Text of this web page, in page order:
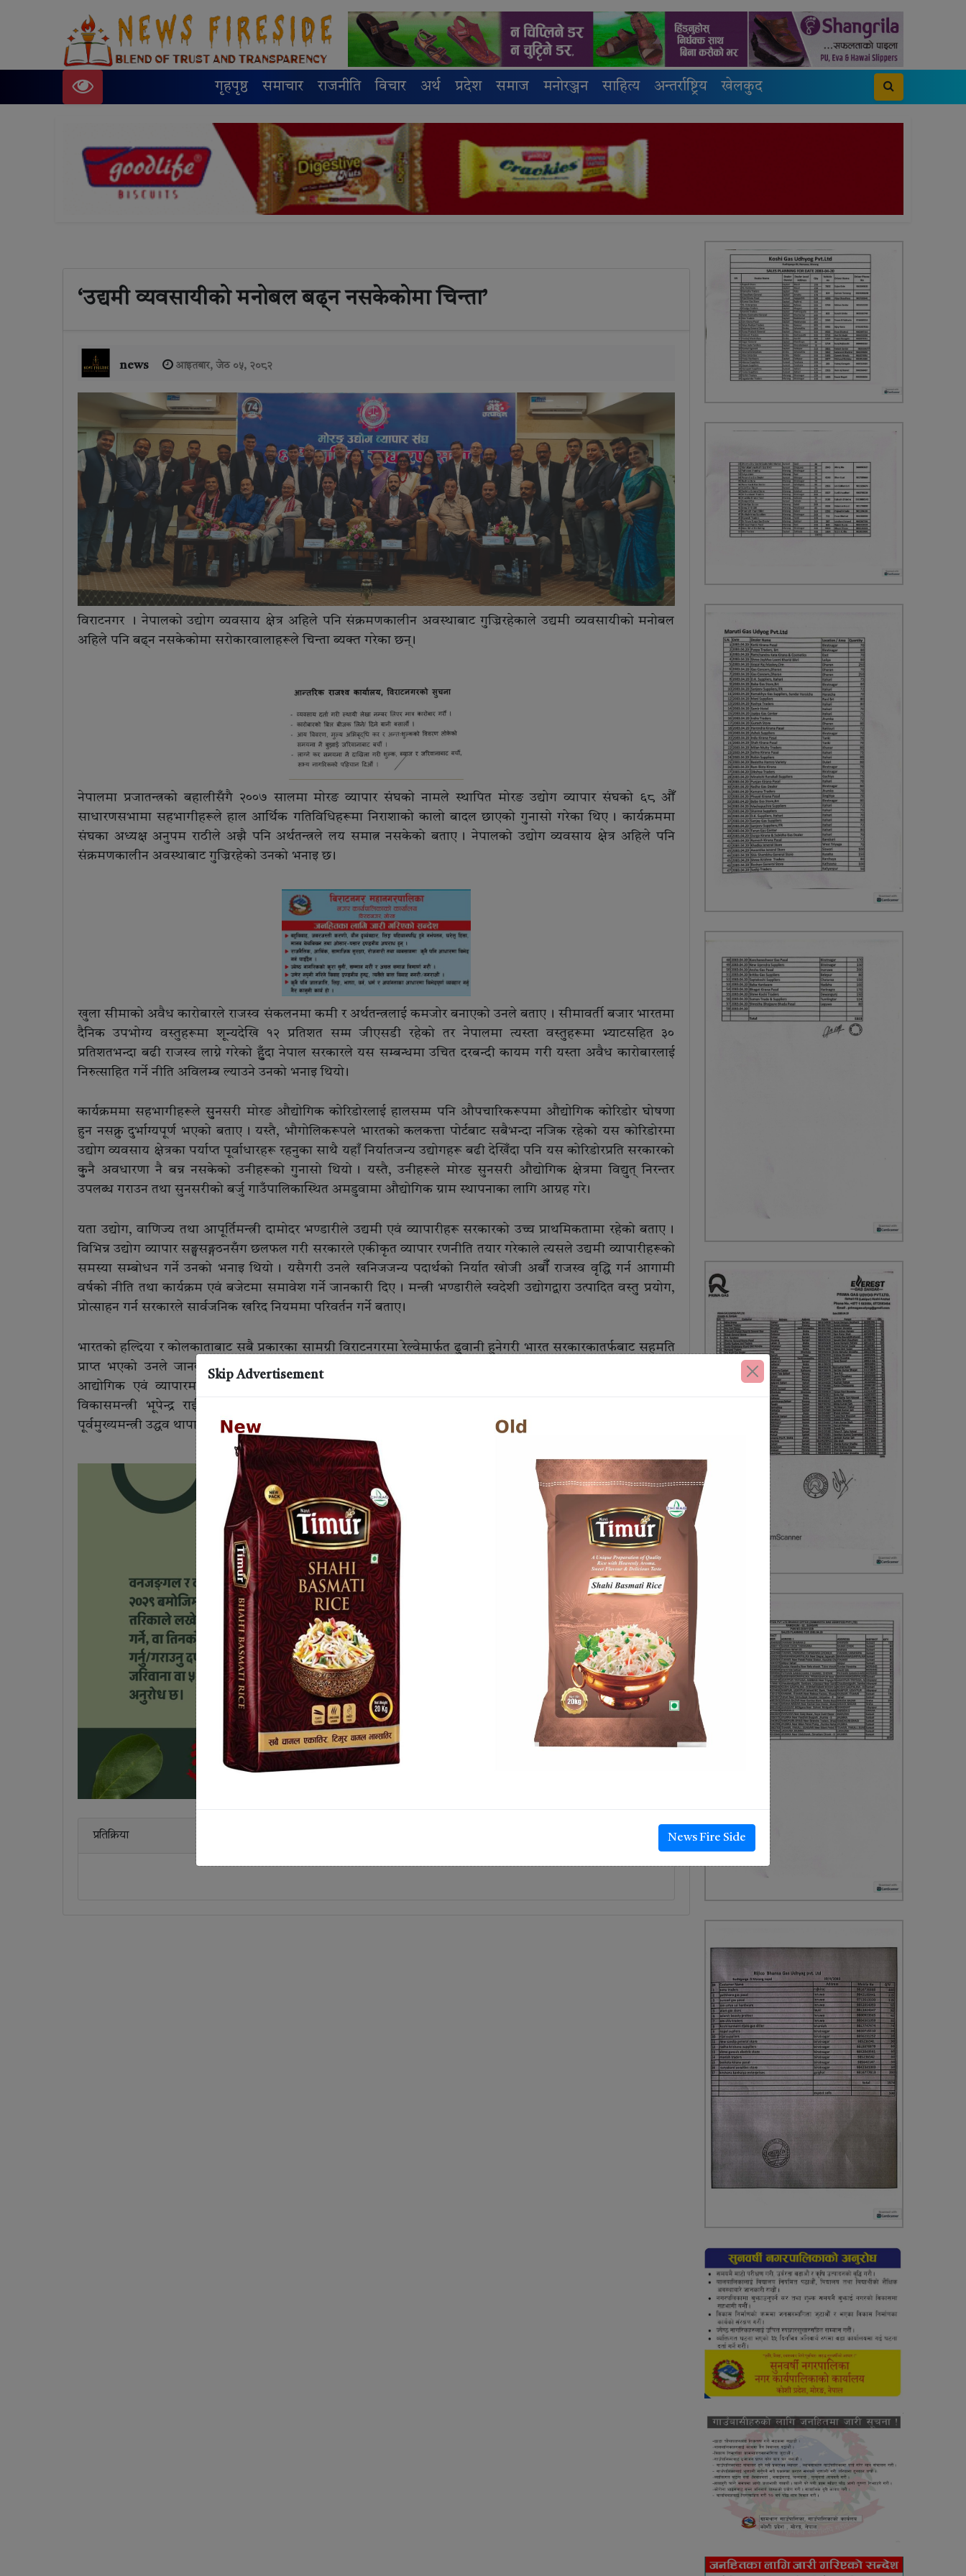
गृहपृष्ठ समाचार राजनीति विचार अर्थ प्रदेश समाज मनोरञ्जन साहित्य अन्तर्राष्ट्रिय खेलकुद
‘उद्यमी व्यवसायीको मनोबल बढ्न नसकेकोमा चिन्ता’
news आइतबार, जेठ ०५, २०८२
विराटनगर । नेपालको उद्योग व्यवसाय क्षेत्र अहिले पनि संक्रमणकालीन अवस्थाबाट गुज्रिरहेकाले उद्यमी व्यवसायीको मनोबल
अहिले पनि बढ्न नसकेकोमा सरोकारवालाहरूले चिन्ता ब्यक्त गरेका छन् ।
नेपालमा प्रजातन्त्रको बहालीसँगै २००७ सालमा मोरङ व्यापार संघको नामले स्थापित मोरङ उद्योग व्यापार संघको ६८ औँ
साधारणसभामा सहभागीहरूले हाल आर्थिक गतिविधिहरूमा निराशाको कालो बादल छाएको गुनासो गरेका थिए । कार्यक्रममा
संघका अध्यक्ष अनुपम राठीले अझै पनि अर्थतन्त्रले लय समात्न नसकेको बताए । नेपालको उद्योग व्यवसाय क्षेत्र अहिले पनि
संक्रमणकालीन अवस्थाबाट गुज्रिरहेको उनको भनाइ छ ।
खुला सीमाको अवैध कारोबारले राजस्व संकलनमा कमी र अर्थतन्त्रलाई कमजोर बनाएको उनले बताए । सीमावर्ती बजार भारतमा
दैनिक उपभोग्य वस्तुहरूमा शून्यदेखि १२ प्रतिशत सम्म जीएसडी रहेको तर नेपालमा त्यस्ता वस्तुहरूमा भ्याटसहित ३०
प्रतिशतभन्दा बढी राजस्व लाग्ने गरेको हुुँदा नेपाल सरकारले यस सम्बन्धमा उचित दरबन्दी कायम गरी यस्ता अवैध कारोबारलाई
निरुत्साहित गर्ने नीति अविलम्ब ल्याउने उनको भनाइ थियो ।
कार्यक्रममा सहभागीहरूले सुुनसरी मोरङ औद्योगिक कोरिडोरलाई हालसम्म पनि औपचारिकरूपमा औद्योगिक कोरिडोर घोषणा
हुन नसक्नु दुर्भाग्यपूर्ण भएको बताए । यस्तै, भौगोलिकरूपले भारतको कलकत्ता पोर्टबाट सबैभन्दा नजिक रहेको यस कोरिडोरमा
उद्योग व्यवसाय क्षेत्रका पर्याप्त पूर्वाधारहरू रहनुका साथै यहाँ निर्यातजन्य उद्योगहरू बढी देखिँदा पनि यस कोरिडोरप्रति सरकारको
कुुनै अवधारणा नै बन्न नसकेको उनीहरूको गुनासो थियो । यस्तै, उनीहरूले मोरङ सुनसरी औद्योगिक क्षेत्रमा विद्युत् निरन्तर
उपलब्ध गराउन तथा सुनसरीको बर्जु गाउँपालिकास्थित अमडुवामा औद्योगिक ग्राम स्थापनाका लागि आग्रह गरे ।
यता उद्योग, वाणिज्य तथा आपूर्तिमन्त्री दामोदर भण्डारीले उद्यमी एवं व्यापारीहरू सरकारको उच्च प्राथमिकतामा रहेको बताए ।
विभिन्न उद्योग व्यापार सङ्घसङ्गठनसँग छलफल गरी सरकारले एकीकृत व्यापार रणनीति तयार गरेकाले त्यसले उद्यमी व्यापारीहरूको
समस्या सम्बोधन गर्ने उनको भनाइ थियो । यसैगरी उनले खनिजजन्य पदार्थको निर्यात खोजी अर्बाैँ राजस्व वृद्धि गर्न आगामी
वर्षको नीति तथा कार्यक्रम एवं बजेटमा समावेश गर्ने जानकारी दिए । मन्त्री भण्डारीले स्वदेशी उद्योगद्वारा उत्पादित वस्तु प्रयोग,
प्रोत्साहन गर्न सरकारले सार्वजनिक खरिद नियममा परिवर्तन गर्ने बताए ।
भारतको हल्दिया र कोलकाताबाट सबै प्रकारका सामग्री विराटनगरमा रेल्वेमार्फत ढुवानी हुनेगरी भारत सरकारकातर्फबाट सहमति
प्राप्त भएको उनले जानकारी दिए । कोशी प्रदेशका आर्थिक मामिला तथा योजनामन्त्री रामबहादुर मगरले प्रदेश सरकारले
आद्योगिक एवं व्यापारमा रहेका झन्झटिलो नीतिलाई हटाइ सहज वातावरण बनाएको बताए । प्रदेशका भौतिक पूर्वाधार
विकासमन्त्री भूपेन्द्र राईले प्रदेशमा एकद्वार नीतिमार्फत उद्योग स्थापना व्यवस्थाको सुरुवात भइरहेको जानकारी दिए ।
पूर्वमुख्यमन्त्री उद्धव थापाले मुलुकको अर्थतन्त्र बलियो बनाउन निजी क्षेत्रलाई साथ लिएर हिँड्नुपर्ने सुझाव दिए ।
प्रतिक्रिया
Skip Advertisement
News Fire Side